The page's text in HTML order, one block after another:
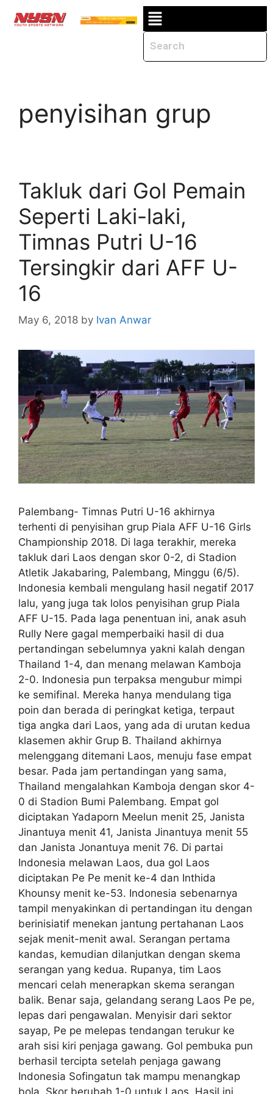
penyisihan grup
Takluk dari Gol Pemain
Seperti Laki-laki,
Timnas Putri U-16
Tersingkir dari AFF U-
16
May 6, 2018 by Ivan Anwar
Palembang- Timnas Putri U-16 akhirnya
terhenti di penyisihan grup Piala AFF U-16 Girls
Championship 2018. Di laga terakhir, mereka
takluk dari Laos dengan skor 0-2, di Stadion
Atletik Jakabaring, Palembang, Minggu (6/5).
Indonesia kembali mengulang hasil negatif 2017
lalu, yang juga tak lolos penyisihan grup Piala
AFF U-15. Pada laga penentuan ini, anak asuh
Rully Nere gagal memperbaiki hasil di dua
pertandingan sebelumnya yakni kalah dengan
Thailand 1-4, dan menang melawan Kamboja
2-0. Indonesia pun terpaksa mengubur mimpi
ke semifinal. Mereka hanya mendulang tiga
poin dan berada di peringkat ketiga, terpaut
tiga angka dari Laos, yang ada di urutan kedua
klasemen akhir Grup B. Thailand akhirnya
melenggang ditemani Laos, menuju fase empat
besar. Pada jam pertandingan yang sama,
Thailand mengalahkan Kamboja dengan skor 4-
0 di Stadion Bumi Palembang. Empat gol
diciptakan Yadaporn Meelun menit 25, Janista
Jinantuya menit 41, Janista Jinantuya menit 55
dan Janista Jonantuya menit 76. Di partai
Indonesia melawan Laos, dua gol Laos
diciptakan Pe Pe menit ke-4 dan Inthida
Khounsy menit ke-53. Indonesia sebenarnya
tampil menyakinkan di pertandingan itu dengan
berinisiatif menekan jantung pertahanan Laos
sejak menit-menit awal. Serangan pertama
kandas, kemudian dilanjutkan dengan skema
serangan yang kedua. Rupanya, tim Laos
mencari celah menerapkan skema serangan
balik. Benar saja, gelandang serang Laos Pe pe,
lepas dari pengawalan. Menyisir dari sektor
sayap, Pe pe melepas tendangan terukur ke
arah sisi kiri penjaga gawang. Gol pembuka pun
berhasil tercipta setelah penjaga gawang
Indonesia Sofingatun tak mampu menangkap
bola. Skor berubah 1-0 untuk Laos. Hasil ini